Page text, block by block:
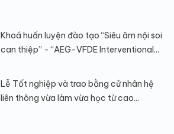
Khoá huấn luyện đào tạo “Siêu âm nội soi
can thiệp” - “AEG-VFDE Interventional...
Lễ Tốt nghiệp và trao bằng cử nhân hệ
liên thông vừa làm vừa học từ cao...